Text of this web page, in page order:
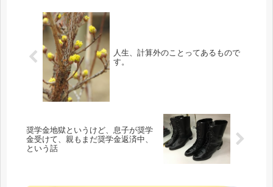
人生、計算外のことってあるもので
す。
奨学金地獄というけど、息子が奨学
金受けて、親もまだ奨学金返済中、
という話